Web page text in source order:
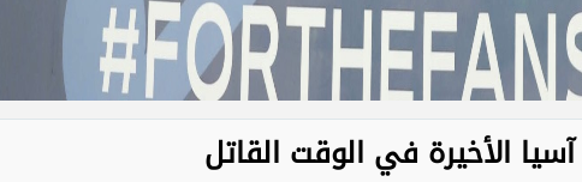
الأخيرة في الوقت القاتل